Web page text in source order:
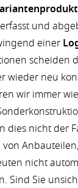
und
einer
scheiden
wieder neu
wir immer
dies nicht der
Anbauteilen,
nicht
Sind Sie